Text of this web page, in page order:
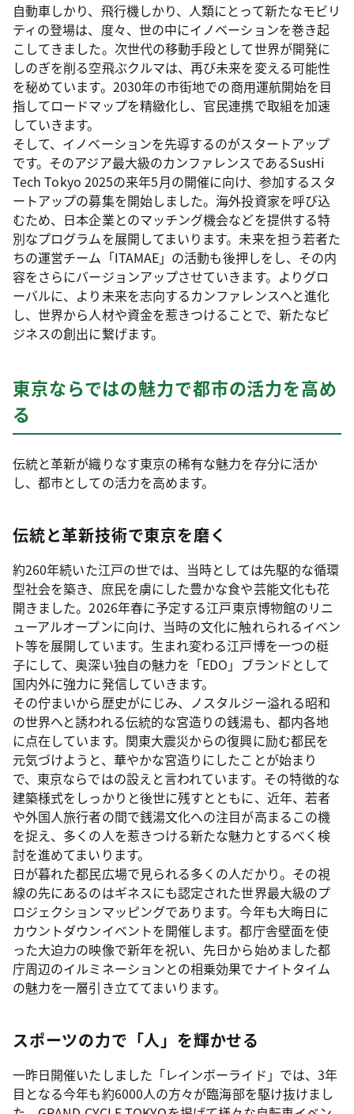
自動車しかり、飛行機しかり、人類にとって新たなモビリ
ティの登場は、度々、世の中にイノベーションを巻き起
こしてきました。次世代の移動手段として世界が開発に
しのぎを削る空飛ぶクルマは、再び未来を変える可能性
を秘めています。2030年の市街地での商用運航開始を目
指してロードマップを精緻化し、官民連携で取組を加速
していきます。
そして、イノベーションを先導するのがスタートアップ
です。そのアジア最大級のカンファレンスであるSusHi
Tech Tokyo 2025の来年5月の開催に向け、参加するスタ
ートアップの募集を開始しました。海外投資家を呼び込
むため、日本企業とのマッチング機会などを提供する特
別なプログラムを展開してまいります。未来を担う若者た
ちの運営チーム「ITAMAE」の活動も後押しをし、その内
容をさらにバージョンアップさせていきます。よりグロ
ーバルに、より未来を志向するカンファレンスへと進化
し、世界から人材や資金を惹きつけることで、新たなビ
ジネスの創出に繋げます。
東京ならではの魅力で都市の活力を高め
る
伝統と革新が織りなす東京の稀有な魅力を存分に活か
し、都市としての活力を高めます。
伝統と革新技術で東京を磨く
約260年続いた江戸の世では、当時としては先駆的な循環
型社会を築き、庶民を虜にした豊かな食や芸能文化も花
開きました。2026年春に予定する江戸東京博物館のリニ
ューアルオープンに向け、当時の文化に触れられるイベン
ト等を展開しています。生まれ変わる江戸博を一つの梃
子にして、奥深い独自の魅力を「EDO」ブランドとして
国内外に強力に発信していきます。
その佇まいから歴史がにじみ、ノスタルジー溢れる昭和
の世界へと誘われる伝統的な宮造りの銭湯も、都内各地
に点在しています。関東大震災からの復興に励む都民を
元気づけようと、華やかな宮造りにしたことが始まり
で、東京ならではの設えと言われています。その特徴的な
建築様式をしっかりと後世に残すとともに、近年、若者
や外国人旅行者の間で銭湯文化への注目が高まるこの機
を捉え、多くの人を惹きつける新たな魅力とするべく検
討を進めてまいります。
日が暮れた都民広場で見られる多くの人だかり。その視
線の先にあるのはギネスにも認定された世界最大級のプ
ロジェクションマッピングであります。今年も大晦日に
カウントダウンイベントを開催します。都庁舎壁面を使
った大迫力の映像で新年を祝い、先日から始めました都
庁周辺のイルミネーションとの相乗効果でナイトタイム
の魅力を一層引き立ててまいります。
スポーツの力で「人」を輝かせる
一昨日開催いたしました「レインボーライド」では、3年
目となる今年も約6000人の方々が臨海部を駆け抜けまし